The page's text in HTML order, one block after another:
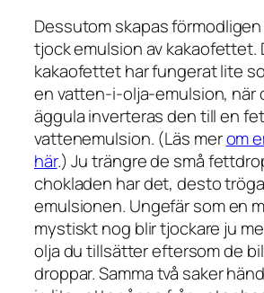
Dessutom skapas
tjock emulsion av kakaofettet.
kakaofettet har fungerat lite
en vatten-i-olja-emulsion, när
äggula inverteras den till en
vattenemulsion. (Läs merom
här.) Ju trängre de små
chokladen har det, desto
emulsionen. Ungefär som en
mystiskt nog blir tjockare ju
olja du tillsätter eftersom de
droppar. Samma två saker